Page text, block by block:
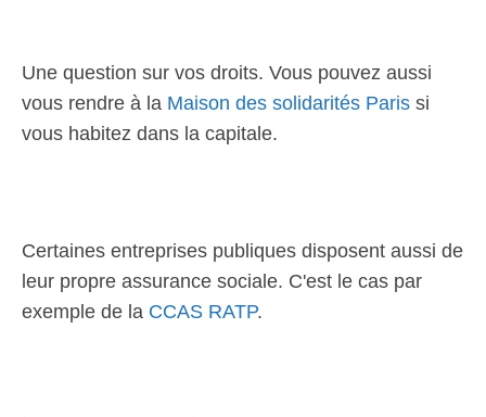
Une question sur vos droits. Vous pouvez aussi
vous rendre à la Maison des solidarités Paris si
vous habitez dans la capitale.
Certaines entreprises publiques disposent aussi de
leur propre assurance sociale. C'est le cas par
exemple de la CCAS RATP.